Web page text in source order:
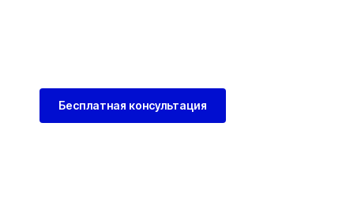
Бесплатная консультация